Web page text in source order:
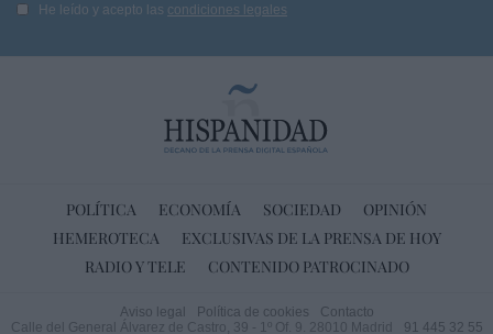
He leído y acepto las condiciones legales
POLÍTICA ECONOMÍA SOCIEDAD
OPINIÓN
HEMEROTECA
EXCLUSIVAS DE LA PRENSA DE HOY
RADIO Y TELE
CONTENIDO PATROCINADO
Aviso legal Política de cookies
Contacto
Calle del General Álvarez de Castro, 39 - 1º Of. 9. 28010 Madrid
91 445 32 55